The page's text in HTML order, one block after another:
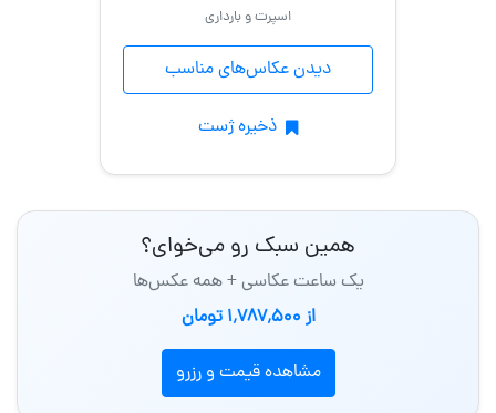
اسپرت و بارداری
دیدن عکاس‌های مناسب
ذخیره ژست
همین سبک رو می‌خوای؟
یک ساعت عکاسی + همه عکس‌ها
از 1٬787٬500 تومان
مشاهده قیمت و رزرو